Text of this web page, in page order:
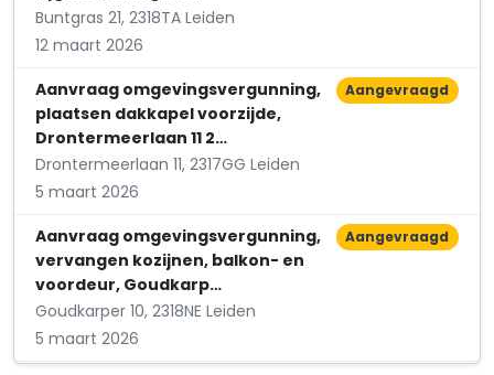
Buntgras 21, 2318TA Leiden
12 maart 2026
Aanvraag omgevingsvergunning,
plaatsen dakkapel voorzijde,
Drontermeerlaan 11 2…
Drontermeerlaan 11, 2317GG Leiden
Aangevraagd
5 maart 2026
Aanvraag omgevingsvergunning,
vervangen kozijnen, balkon- en
voordeur, Goudkarp…
Goudkarper 10, 2318NE Leiden
Aangevraagd
5 maart 2026